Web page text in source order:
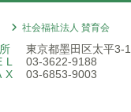
社会福祉法人 賛育会
東京都墨田区太平3-
03-3622-9188
03-6853-9003